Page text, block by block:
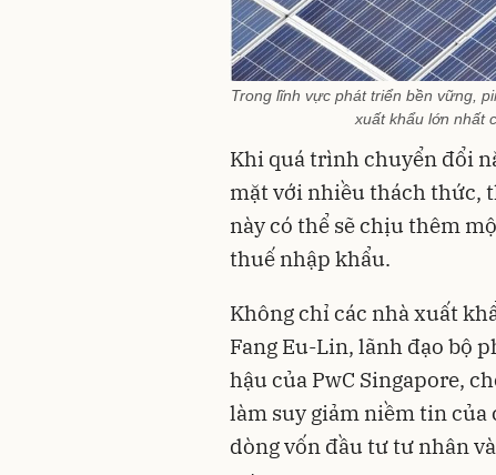
Trong lĩnh vực phát triển bền vững,
xuất khẩu lớn nhất
Khi quá trình chuyển đổi
mặt với nhiều thách thức,
này có thể sẽ chịu thêm
thuế nhập khẩu.
Không chỉ các nhà xuất
Fang Eu-Lin, lãnh đạo bộ
hậu của PwC Singapore,
làm suy giảm niềm tin của
dòng vốn đầu tư tư nhân